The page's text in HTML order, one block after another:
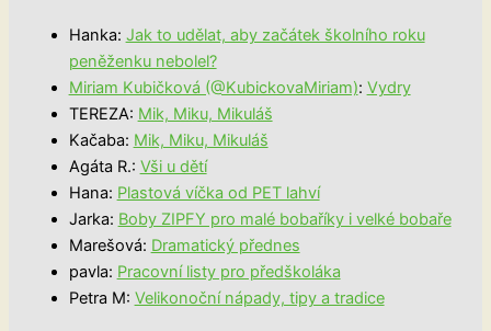
Hanka: Jak to udělat, aby začátek školního roku
peněženku nebolel?
Miriam Kubičková (@KubickovaMiriam): Vydry
TEREZA: Mik, Miku, Mikuláš
Kačaba: Mik, Miku, Mikuláš
Agáta R.: Vši u dětí
Hana: Plastová víčka od PET lahví
Jarka: Boby ZIPFY pro malé bobaříky i velké bobaře
Marešová: Dramatický přednes
pavla: Pracovní listy pro předškoláka
Petra M: Velikonoční nápady, tipy a tradice